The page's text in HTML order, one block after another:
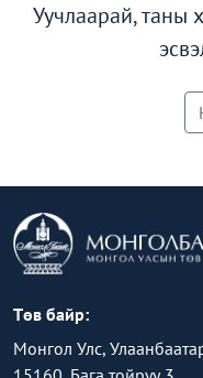
Уучлаарай, таны
Төв байр:
Монгол Улс,